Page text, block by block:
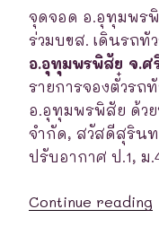
จุดจอด อ.อุทุมพร
ร่วมบขส. เดินรถทั
อ.อุทุมพรพิสัย จ.ศ
รายการจองตั๋วรถ
อ.อุทุมพรพิสัย ด้ว
จำกัด, สวัสดีสุรินท
ปรับอากาศ ป.1, ม
Continue reading